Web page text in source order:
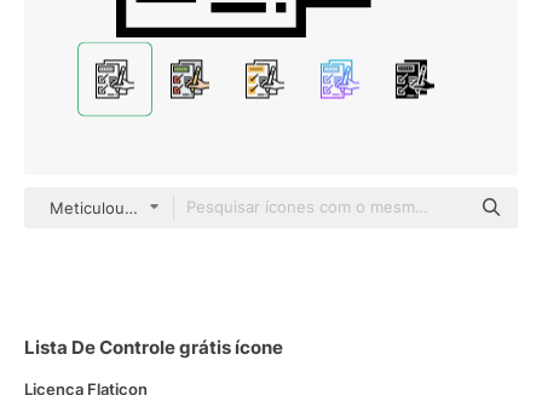
Meticulous Line
Lista De Controle grátis ícone
Licença Flaticon